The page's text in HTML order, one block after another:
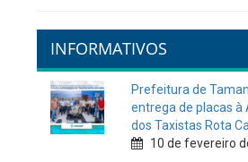
INFORMATIVOS
Prefeitura de
entrega de placas à
dos Taxistas Rota
10 de fevereiro